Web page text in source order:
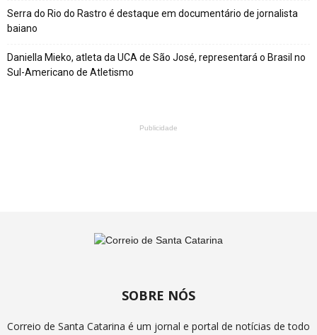
Serra do Rio do Rastro é destaque em documentário de jornalista
baiano
Daniella Mieko, atleta da UCA de São José, representará o Brasil no
Sul-Americano de Atletismo
Publicidade
SOBRE NÓS
Correio de Santa Catarina é um jornal e portal de notícias de todo